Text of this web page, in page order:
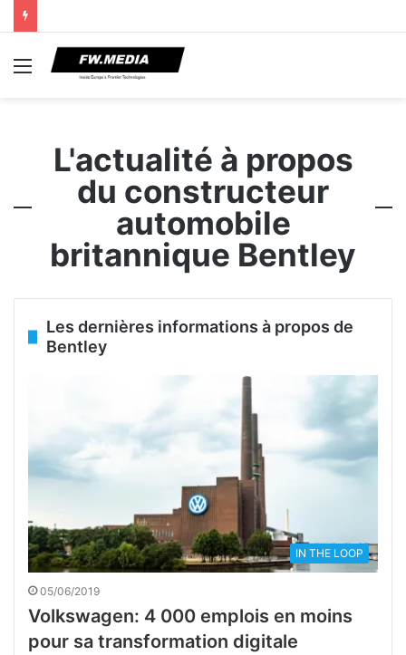
Menu
L'actualité à propos
du constructeur
automobile
britannique Bentley
Les dernières informations à propos de
Bentley
IN THE LOOP
05/06/2019
Volkswagen: 4 000 emplois en moins
pour sa transformation digitale